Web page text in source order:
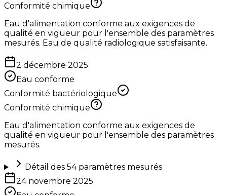
Conformité chimique
Eau d'alimentation conforme aux exigences de
qualité en vigueur pour l'ensemble des paramètres
mesurés. Eau de qualité radiologique satisfaisante.
2 décembre 2025
Eau conforme
Conformité bactériologique
Conformité chimique
Eau d'alimentation conforme aux exigences de
qualité en vigueur pour l'ensemble des paramètres
mesurés.
Détail des 54paramètres mesurés
24 novembre 2025